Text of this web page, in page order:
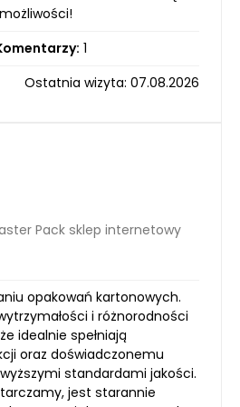
1
Ostatnia wizyta: 07.08.2026
Pack sklep internetowy
opakowań kartonowych.
i różnorodności
idealnie spełniają
oraz doświadczonemu
standardami jakości.
jest starannie